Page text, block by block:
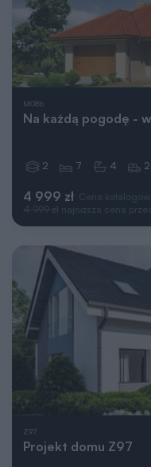
M08b
Na każdą pogodę -
4 999 zł Cena
4 999 zł najniższa cena
2 7 4 2
Z97
Projekt domu Z97